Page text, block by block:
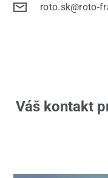
roto.sk@roto-
Váš kontakt